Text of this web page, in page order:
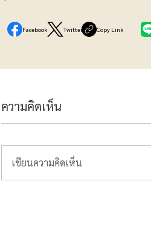
Facebook Twitter Copy Link
ความคิดเห็น
เขียนความคิดเห็น